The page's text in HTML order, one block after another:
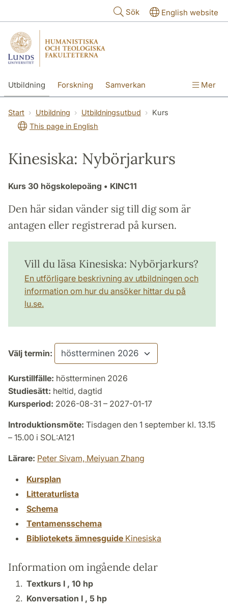
Sök English website
Utbildning Forskning Samverkan Mer
Start Utbildning Utbildningsutbud
Kurs
This page in English
Kinesiska: Nybörjarkurs
Kurs 30 högskolepoäng • KINC11
Den här sidan vänder sig till dig som är
antagen eller registrerad på kursen.
Vill du läsa Kinesiska: Nybörjarkurs?
En utförligare beskrivning av utbildningen och
information om hur du ansöker hittar du på
lu.se.
Välj termin:
Kurstillfälle: höstterminen 2026
Studiesätt: heltid, dagtid
Kursperiod: 2026-08-31 – 2027-01-17
Introduktionsmöte: Tisdagen den 1 september kl. 13.15
– 15.00 i SOL:A121
Lärare: Peter Sivam, Meiyuan Zhang
Kursplan
Litteraturlista
Schema
Tentamensschema
Bibliotekets ämnesguide Kinesiska
Information om ingående delar
Textkurs I , 10 hp
Konversation I , 5 hp